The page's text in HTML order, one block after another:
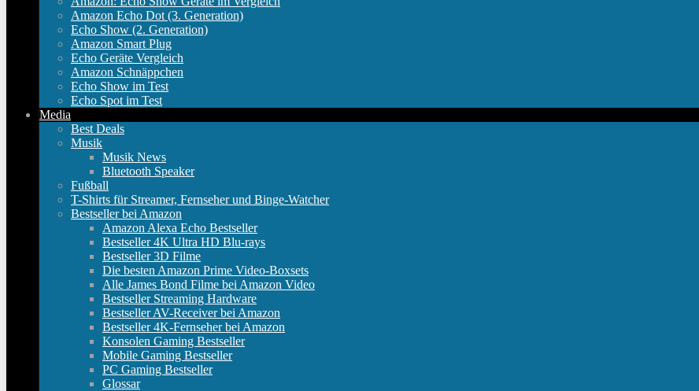
Amazon Echo Dot (3. Generation)
Echo Show (2. Generation)
Amazon Smart Plug
Echo Geräte Vergleich
Amazon Schnäppchen
Echo Show im Test
Echo Spot im Test
Media
Best Deals
Musik
Musik News
Bluetooth Speaker
Fußball
T-Shirts für Streamer, Fernseher und Binge-Watcher
Bestseller bei Amazon
Amazon Alexa Echo Bestseller
Bestseller 4K Ultra HD Blu-rays
Bestseller 3D Filme
Die besten Amazon Prime Video-Boxsets
Alle James Bond Filme bei Amazon Video
Bestseller Streaming Hardware
Bestseller AV-Receiver bei Amazon
Bestseller 4K-Fernseher bei Amazon
Konsolen Gaming Bestseller
Mobile Gaming Bestseller
PC Gaming Bestseller
Glossar